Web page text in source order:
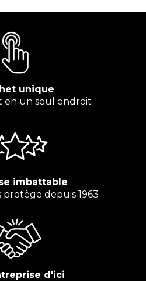
unique
en un seul endroit
imbattable
depuis 1963
d'ici